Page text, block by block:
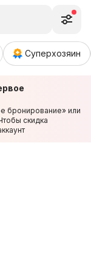
Суперхозяин
бронирование» или
скидка